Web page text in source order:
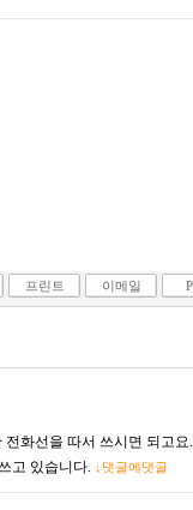
프린트 이메일
화선을 따서 쓰시면 되고
고 있습니다. ↓댓글에댓글